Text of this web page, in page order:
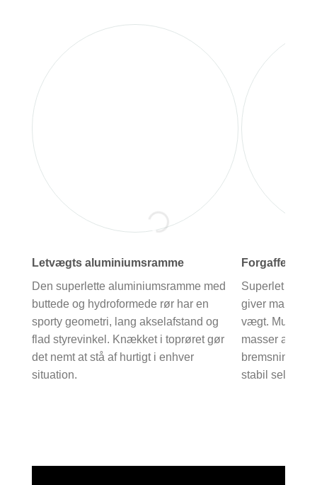
Letvægts aluminiumsramme
Den superlette aluminiumsramme med
buttede og hydroformede rør har en
sporty geometri, lang akselafstand og
flad styrevinkel. Knækket i toprøret gør
det nemt at stå af hurtigt i enhver
situation.
Forgaffel
Superlet og
giver
vægt.
masser af
bremsning.
stabil selv på